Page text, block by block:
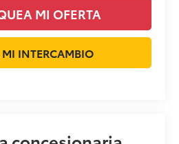
MI OFERTA
INTERCAMBIO